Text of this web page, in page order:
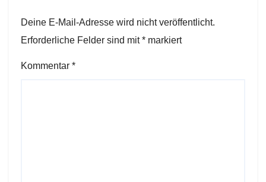
Deine E-Mail-Adresse wird nicht veröffentlicht.
Erforderliche Felder sind mit* markiert
Kommentar *